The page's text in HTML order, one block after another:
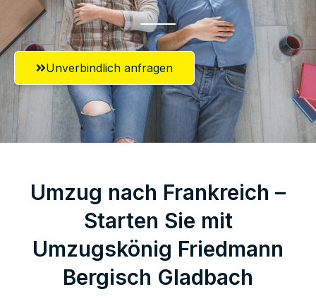
Unverbindlich anfragen
Umzug nach Frankreich –
Starten Sie mit
Umzugskönig Friedmann
Bergisch Gladbach